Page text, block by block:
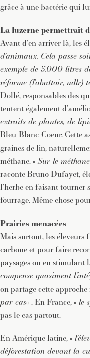
grâce à une bactérie qui
La luzerne permettrait
Avant d’en arriver là, les
d’animaux. Cela passe
exemple de 5.000 litres
réforme (l’abattoir, ndlr)
Dollé, responsables des
tentent également
extraits de plantes, de
Bleu-Blanc-Coeur. Cette
graines de lin,
méthane. « Sur le
raconte Bruno Dufayet,
l’herbe en faisant tourner
fourrage. Même chose
Prairies menacées
Mais surtout, les éleveurs
carbone et pour faire
paysages ou en stimulant
compense quasiment
on partage cette
par cas« . En France, « le
pas le cas partout.
En Amérique latine, «
déforestation devant la